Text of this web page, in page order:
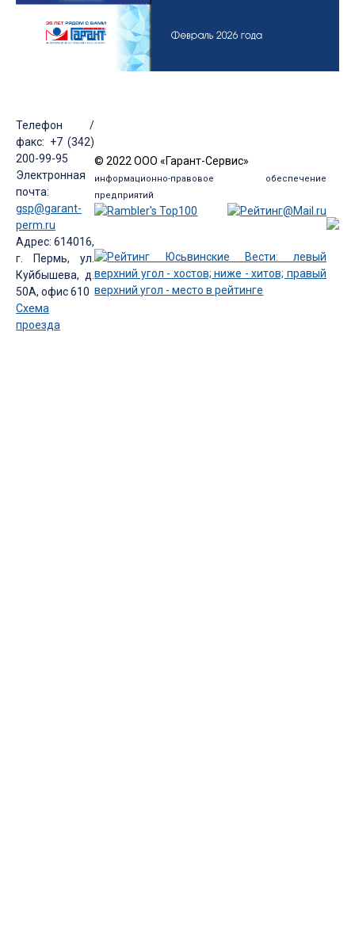
Телефон /
факс: +7 (342)
200-99-95
Электронная
почта:
gsp@garant-
perm.ru
Адрес: 614016,
г. Пермь, ул.
Куйбышева, д.
50А, офис 610
Схема
проезда
© 2022 ООО «Гарант-Сервис»
информационно-правовое обеспечение
предприятий